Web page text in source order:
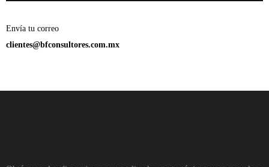
Envía tu correo
clientes@bfconsultores.com.mx